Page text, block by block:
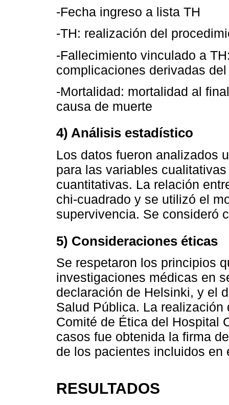
-Fecha ingreso a lista TH
-TH: realización del
-Fallecimiento vinculado a
complicaciones derivadas
-Mortalidad: mortalidad al
causa de muerte
4) Análisis estadístico
Los datos fueron analizados
para las variables
cuantitativas. La relación
chi-cuadrado y se utilizó el
supervivencia. Se consideró
5) Consideraciones éticas
Se respetaron los principios
investigaciones médicas en
declaración de Helsinki, y el
Salud Pública. La
Comité de Ética del Hospital
casos fue obtenida la firma
de los pacientes incluidos en
RESULTADOS